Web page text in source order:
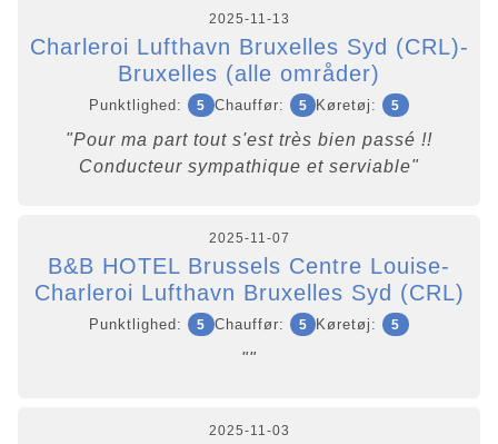
2025-11-13
Charleroi Lufthavn Bruxelles Syd (CRL)-
Bruxelles (alle områder)
Punktlighed: 5 Chauffør: 5 Køretøj: 5
"Pour ma part tout s'est très bien passé !!
Conducteur sympathique et serviable"
2025-11-07
B&B HOTEL Brussels Centre Louise-
Charleroi Lufthavn Bruxelles Syd (CRL)
Punktlighed: 5 Chauffør: 5 Køretøj: 5
""
2025-11-03